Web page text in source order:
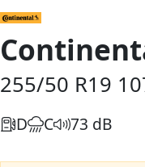
255/50 R19
D C 73 dB